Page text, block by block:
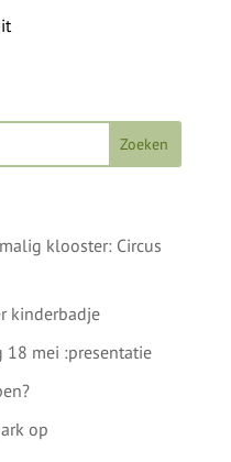
klooster: Circus
kinderbadje
18 mei :presentatie
op